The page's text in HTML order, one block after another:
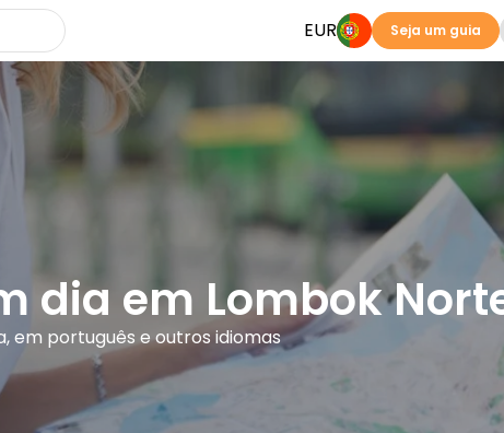
EUR Seja um guia
dia em Lombok
em português e outros idiomas